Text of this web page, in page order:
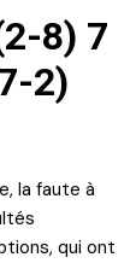
8) 7
2)
la faute à
qui ont